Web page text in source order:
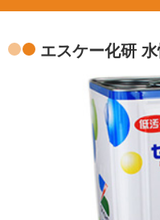
エスケー化研